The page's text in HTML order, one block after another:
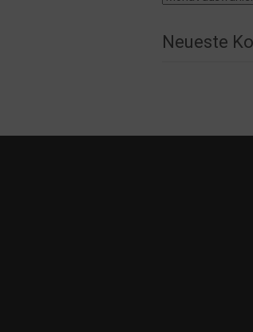
Neueste